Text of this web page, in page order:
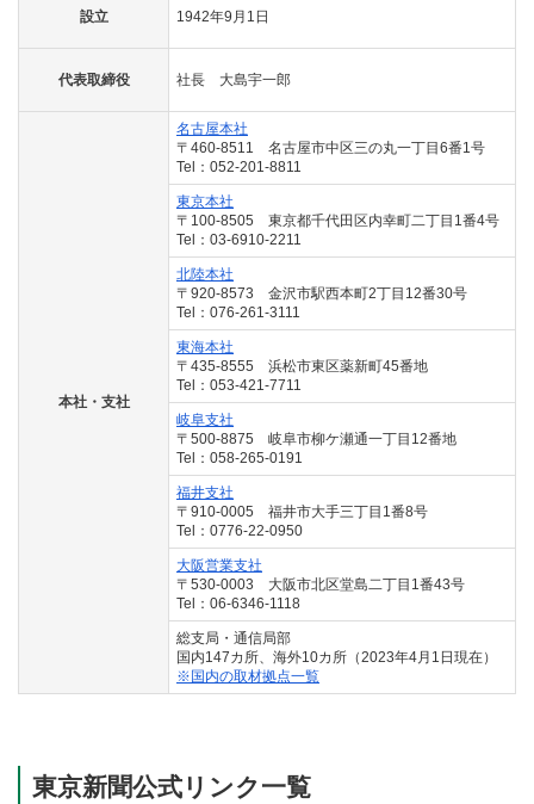
設立 1942年9月1日
代表取締役 社長 大島宇一郎
本社・支社
名古屋本社
〒460-8511 名古屋市中区三の丸一丁目6番1号
Tel：052-201-8811
東京本社
〒100-8505 東京都千代田区内幸町二丁目1番4号
Tel：03-6910-2211
北陸本社
〒920-8573 金沢市駅西本町2丁目12番30号
Tel：076-261-3111
東海本社
〒435-8555 浜松市東区薬新町45番地
Tel：053-421-7711
岐阜支社
〒500-8875 岐阜市柳ケ瀬通一丁目12番地
Tel：058-265-0191
福井支社
〒910-0005 福井市大手三丁目1番8号
Tel：0776-22-0950
大阪営業支社
〒530-0003 大阪市北区堂島二丁目1番43号
Tel：06-6346-1118
総支局・通信局部
国内147カ所、海外10カ所（2023年4月1日現在）
※国内の取材拠点一覧
東京新聞公式リンク一覧